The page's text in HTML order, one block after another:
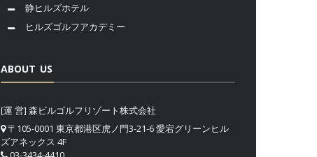
静ヒルズホテル
ヒルズゴルフアカデミー
ABOUT US
[運 営] 森ビルゴルフリゾート株式会社
〒105-0001 東京都港区虎ノ門3-21-6 愛宕グリーンヒル
ズアネックス 4F